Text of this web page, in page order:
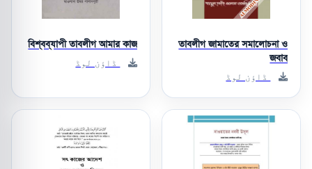
তাবলীগ জামাতের সমালোচনা ও
জবাব
ڈاؤن لوڈ
বিশ্বব্যাপী তাবলীগ আমার কাজ
ڈاؤن لوڈ